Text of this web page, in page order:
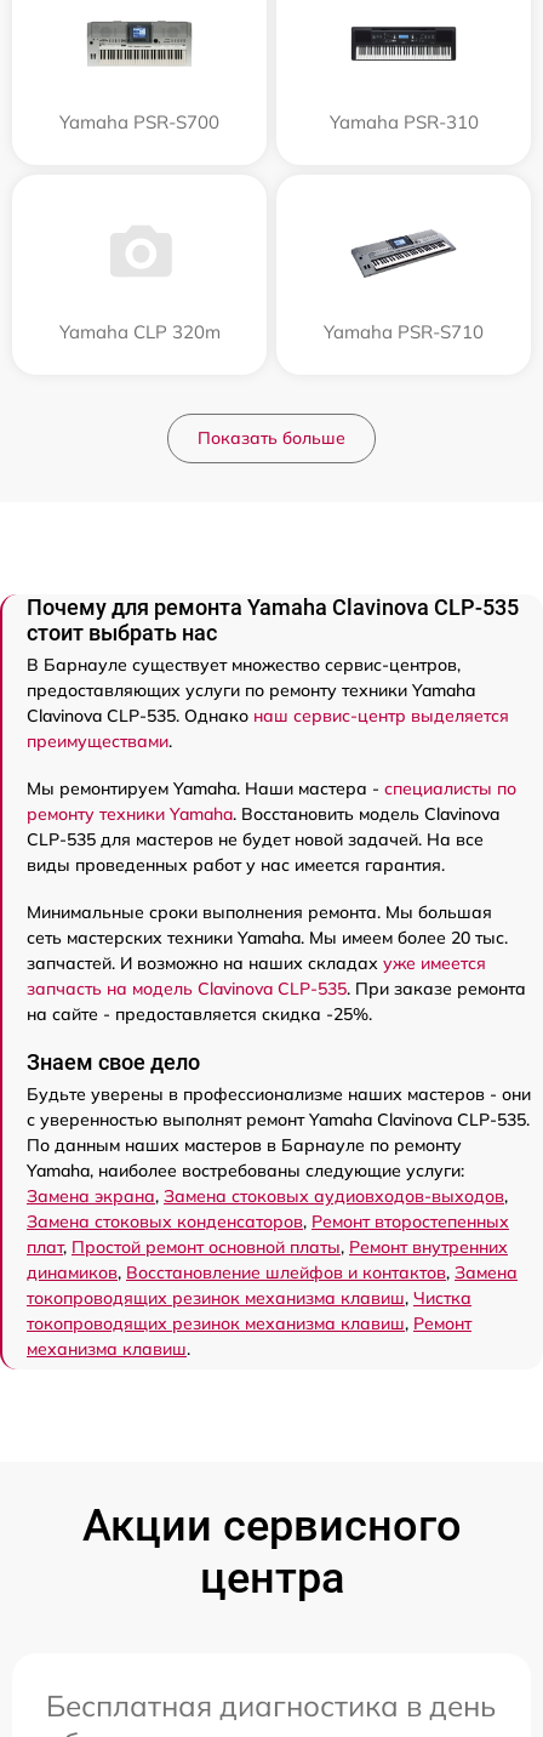
Yamaha PSR-S700 Yamaha PSR-310
Yamaha CLP 320m Yamaha PSR-S710
Показать больше
Почему для ремонта Yamaha Clavinova CLP-535
стоит выбрать нас
В Барнауле существует множество сервис-центров,
предоставляющих услуги по ремонту техники Yamaha
Clavinova CLP-535. Однако наш сервис-центр выделяется
преимуществами.
Мы ремонтируем Yamaha. Наши мастера - специалисты по
ремонту техники Yamaha. Восстановить модель Clavinova
CLP-535 для мастеров не будет новой задачей. На все
виды проведенных работ у нас имеется гарантия.
Минимальные сроки выполнения ремонта. Мы большая
сеть мастерских техники Yamaha. Мы имеем более 20 тыс.
запчастей. И возможно на наших складах уже имеется
запчасть на модель Clavinova CLP-535. При заказе ремонта
на сайте - предоставляется скидка -25%.
Знаем свое дело
Будьте уверены в профессионализме наших мастеров - они
с уверенностью выполнят ремонт Yamaha Clavinova CLP-535.
По данным наших мастеров в Барнауле по ремонту
Yamaha, наиболее востребованы следующие услуги:
Замена экрана, Замена стоковых аудиовходов-выходов,
Замена стоковых конденсаторов, Ремонт второстепенных
плат, Простой ремонт основной платы, Ремонт внутренних
динамиков, Восстановление шлейфов и контактов, Замена
токопроводящих резинок механизма клавиш, Чистка
токопроводящих резинок механизма клавиш, Ремонт
механизма клавиш.
Акции сервисного
центра
Бесплатная диагностика в день